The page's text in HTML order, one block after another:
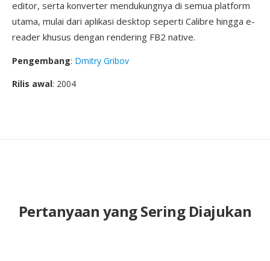
editor, serta konverter mendukungnya di semua platform
utama, mulai dari aplikasi desktop seperti Calibre hingga e-
reader khusus dengan rendering FB2 native.
Pengembang: Dmitry Gribov
Rilis awal: 2004
Pertanyaan yang Sering Diajukan